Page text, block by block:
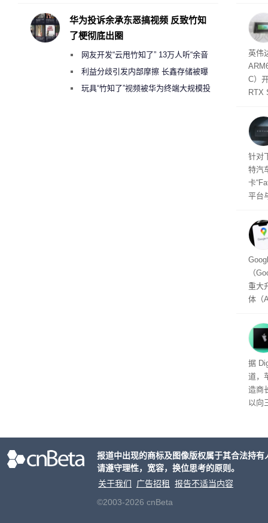
内
以利
并
在线
件是
软件
态
英伟
C）
RTX
将
的技
起
针对
特汽
卡
平台
车
及
（
重大
体（
查
（
用
推出
单一
户处
头
据
道，
造商
以向
华为投诉余承东恶搞视频 反致竹知
了梗彻底出圈
网友开发“云甩竹知了” 13万人听“余音
绕梁”利益分歧引发内部摩擦 长鑫存储被曝
曾将华为驻场工程师驱逐出研发基地
玩具“竹知了”视频被华为终端大规模投
报道中出现的商标及图像版权属于其合法持
请遵守理性，宽容，换位思考的原则。
关于我们
广告招租
报告不适当内容
©2003-2026 cnBeta